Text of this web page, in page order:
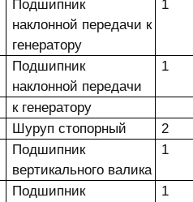
Подшипник
наклонной передачи к
генератору
1
Подшипник
наклонной передачи
1
к генератору
Шуруп стопорный
2
Подшипник
вертикального валика
1
Подшипник
1